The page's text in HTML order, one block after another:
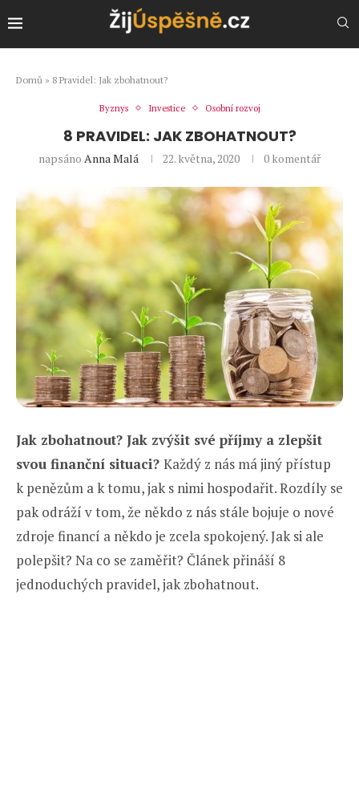
Domů » 8 Pravidel: Jak zbohatnout?
Byznys Investice Osobní rozvoj
8 PRAVIDEL: JAK ZBOHATNOUT?
napsáno Anna Malá 22. května, 2020 0 komentář
Jak zbohatnout? Jak zvýšit své příjmy a zlepšit
svou finanční situaci? Každý z nás má jiný přístup
k penězům a k tomu, jak s nimi hospodařit. Rozdíly se
pak odráží v tom, že někdo z nás stále bojuje o nové
zdroje financí a někdo je zcela spokojený. Jak si ale
polepšit? Na co se zaměřit? Článek přináší 8
jednoduchých pravidel, jak zbohatnout.